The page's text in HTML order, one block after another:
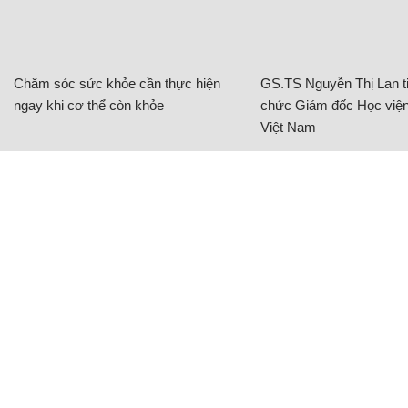
Chăm sóc sức khỏe cần thực hiện
ngay khi cơ thể còn khỏe
GS.TS Nguyễn Thị Lan
chức Giám đốc Học
Việt Nam